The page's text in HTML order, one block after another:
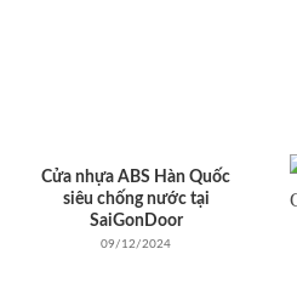
Cửa nhựa ABS Hàn Quốc
siêu chống nước tại
SaiGonDoor
09/12/2024